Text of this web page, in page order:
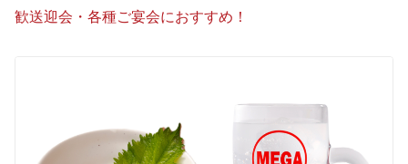
歓送迎会・各種ご宴会におすすめ！